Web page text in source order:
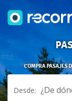
COMPRA PASAJES
Desde: ¿De